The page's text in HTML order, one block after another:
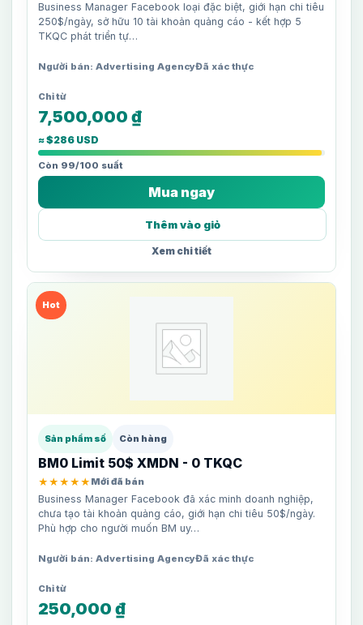
Business Manager Facebook loại đặc biệt, giới hạn chi tiêu
250$/ngày, sở hữu 10 tài khoản quảng cáo - kết hợp 5
TKQC phát triển tự…
Người bán: Advertising AgencyĐã xác thực
7,500,000 ₫
≈ $286 USD
Còn 99/100 suất
Mua ngay
Thêm vào giỏ
Xem chi tiết
Hot
Sản phẩm số Còn hàng
BM0 Limit 50$ XMDN - 0 TKQC
★★★★★ Mới đã bán
Business Manager Facebook đã xác minh doanh nghiệp,
chưa tạo tài khoản quảng cáo, giới hạn chi tiêu 50$/ngày.
Phù hợp cho người muốn BM uy…
Người bán: Advertising AgencyĐã xác thực
250,000 ₫